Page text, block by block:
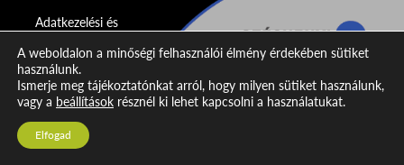
Adatkezelési és
nyilatkozat
Impresszum
Kapcsolat
A weboldalon a minőségi felhasználói élmény érdekében sütiket
használunk.
Ismerje meg tájékoztatónkat arról, hogy milyen sütiket használunk,
vagy a beállítások résznél ki lehet kapcsolni a használatukat.
Elfogad